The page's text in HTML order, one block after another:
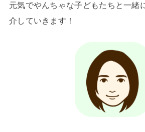
元気でやんちゃな子どもたちと一緒
介していきます！